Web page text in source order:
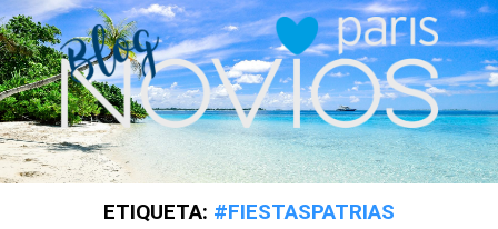
ETIQUETA: #FIESTASPATRIAS